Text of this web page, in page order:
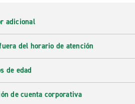
adicional
del horario de atención
de edad
de cuenta corporativa